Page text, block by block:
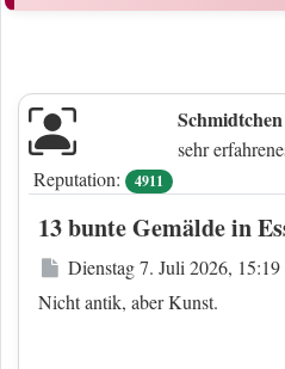
Schmidtchen
sehr
Reputation:
4911
13 bunte Gemälde in
Beitrag
Dienstag 7. Juli 2026, 15:19
Nicht antik, aber Kunst.